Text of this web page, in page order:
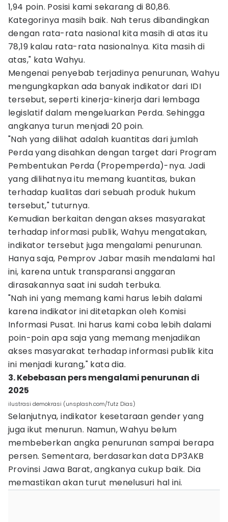
1,94 poin. Posisi kami sekarang di 80,86.
Kategorinya masih baik. Nah terus dibandingkan
dengan rata-rata nasional kita masih di atas itu
78,19 kalau rata-rata nasionalnya. Kita masih di
atas," kata Wahyu.
Mengenai penyebab terjadinya penurunan, Wahyu
mengungkapkan ada banyak indikator dari IDI
tersebut, seperti kinerja-kinerja dari lembaga
legislatif dalam mengeluarkan Perda. Sehingga
angkanya turun menjadi 20 poin.
"Nah yang dilihat adalah kuantitas dari jumlah
Perda yang disahkan dengan target dari Program
Pembentukan Perda (Propemperda)-nya. Jadi
yang dilihatnya itu memang kuantitas, bukan
terhadap kualitas dari sebuah produk hukum
tersebut," tuturnya.
Kemudian berkaitan dengan akses masyarakat
terhadap informasi publik, Wahyu mengatakan,
indikator tersebut juga mengalami penurunan.
Hanya saja, Pemprov Jabar masih mendalami hal
ini, karena untuk transparansi anggaran
dirasakannya saat ini sudah terbuka.
"Nah ini yang memang kami harus lebih dalami
karena indikator ini ditetapkan oleh Komisi
Informasi Pusat. Ini harus kami coba lebih dalami
poin-poin apa saja yang memang menjadikan
akses masyarakat terhadap informasi publik kita
ini menjadi kurang," kata dia.
3. Kebebasan pers mengalami penurunan di
2025
ilustrasi demokrasi (unsplash.com/Tutz Dias)
Selanjutnya, indikator kesetaraan gender yang
juga ikut menurun. Namun, Wahyu belum
membeberkan angka penurunan sampai berapa
persen. Sementara, berdasarkan data DP3AKB
Provinsi Jawa Barat, angkanya cukup baik. Dia
memastikan akan turut menelusuri hal ini.